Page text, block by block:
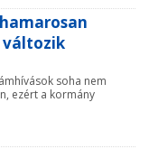
soha nem
ezért a kormány